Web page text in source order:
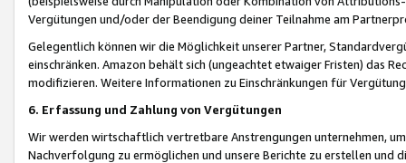
Vergütungen und/oder der Beendigung deiner Teilnahme am
Gelegentlich können wir die Möglichkeit unserer Partner,
einschränken. Amazon behält sich (ungeachtet etwaiger Fristen) das
modifizieren. Weitere Informationen zu Einschränkungen für
6. Erfassung und Zahlung von Vergütungen
Wir werden wirtschaftlich vertretbare Anstrengungen unternehmen,
Nachverfolgung zu ermöglichen und unsere Berichte zu erstellen und